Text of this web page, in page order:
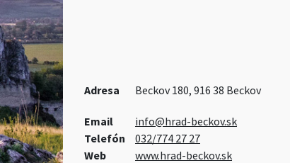
Adresa Beckov 180, 916 38 Beckov
Email
info@hrad-beckov.sk
Telefón
032/774 27 27
Web
www.hrad-beckov.sk